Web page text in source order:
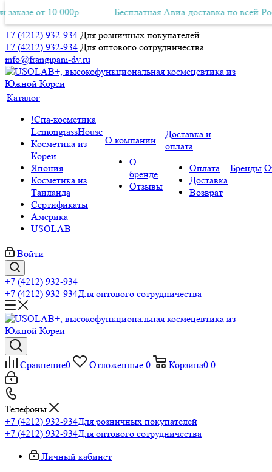
+7 (4212) 932-934 Для розничных покупателей
+7 (4212) 932-934 Для оптового сотрудничества
info@frangipani-dv.ru
Авиа-доставка по всей России при заказе от 10 000р.
от 10 000р. Бесплатная Авиа-доставка по всей
Каталог
!Спа-косметика
LemongrassHouse
Косметика из
Кореи
Япония
Косметика из
Таиланда
Сертификаты
Америка
USOLAB
О компании
О
бренде
Отзывы
Доставка и
оплата
Оплата
Доставка
Возврат
Бренды
Войти
+7 (4212) 932-934
+7 (4212) 932-934Для оптового сотрудничества
Сравнение0 Отложенные 0 Корзина0 0
Телефоны
+7 (4212) 932-934Для розничных покупателей
+7 (4212) 932-934Для оптового сотрудничества
Личный кабинет